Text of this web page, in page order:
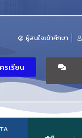
ผู้สนใจเข้าศึกษา
รเรียน